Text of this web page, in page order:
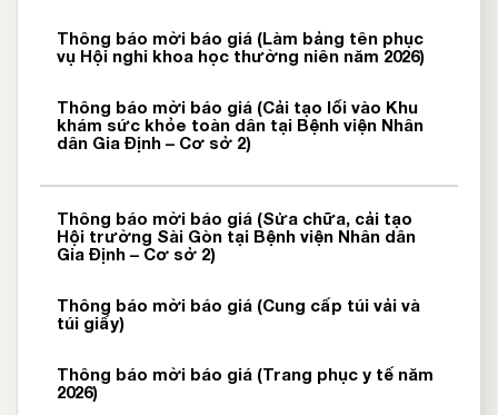
Thông báo mời báo giá (Làm bảng tên phục
vụ Hội nghi khoa học thường niên năm 2026)
Thông báo mời báo giá (Cải tạo lối vào Khu
khám sức khỏe toàn dân tại Bệnh viện Nhân
dân Gia Định – Cơ sở 2)
Thông báo mời báo giá (Sửa chữa, cải tạo
Hội trường Sài Gòn tại Bệnh viện Nhân dân
Gia Định – Cơ sở 2)
Thông báo mời báo giá (Cung cấp túi vải và
túi giấy)
Thông báo mời báo giá (Trang phục y tế năm
2026)